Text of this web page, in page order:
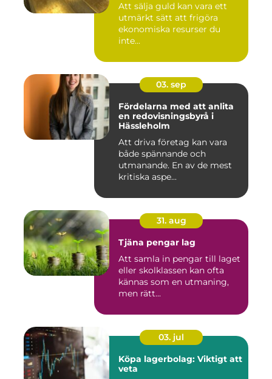
Att sälja guld kan vara ett
utmärkt sätt att frigöra
ekonomiska resurser du
inte...
03. sep
Fördelarna med att anlita
en redovisningsbyrå i
Hässleholm
Att driva företag kan vara
både spännande och
utmanande. En av de mest
kritiska aspe...
31. aug
Tjäna pengar lag
Att samla in pengar till laget
eller skolklassen kan ofta
kännas som en utmaning,
men rätt...
03. jul
Köpa lagerbolag: Viktigt att
veta